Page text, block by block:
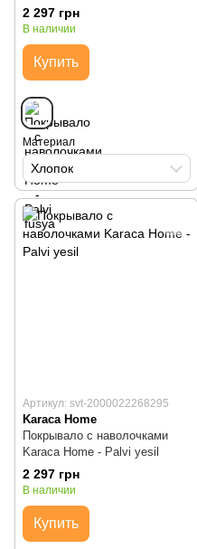
2 297 грн
В наличии
Купить
Материал
Хлопок
Артикул: svt-2000022268295
Karaca Home
Покрывало с наволочками
Karaca Home - Palvi yesil
2 297 грн
В наличии
Купить